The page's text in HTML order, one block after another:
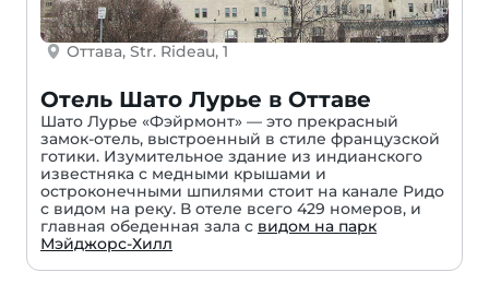
Оттава, Str. Rideau, 1
Отель Шато Лурье в Оттаве
Шато Лурье «Фэйрмонт» — это прекрасный
замок-отель, выстроенный в стиле французской
готики. Изумительное здание из индианского
известняка с медными крышами и
остроконечными шпилями стоит на канале Ридо
с видом на реку. В отеле всего 429 номеров, и
главная обеденная зала с видом на парк
Мэйджорс-Хилл